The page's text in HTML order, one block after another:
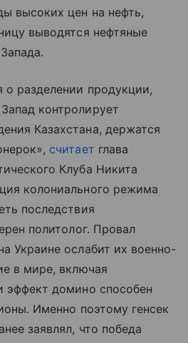
высоких цен на нефть,
выводятся нефтяные
о разделении продукции,
контролирует
Казахстана, держатся
считает глава
Клуба Никита
колониального режима
последствия
политолог. Провал
Украине ослабит их военно-
в мире, включая
эффект домино способен
Именно поэтому генсек
заявлял, что победа